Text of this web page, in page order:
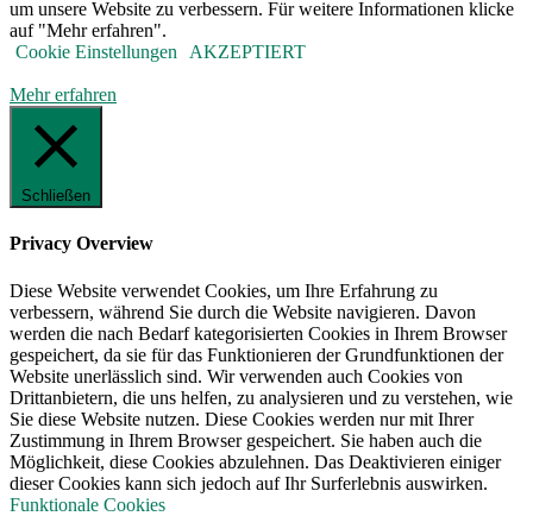
um unsere Website zu verbessern. Für weitere Informationen klicke
auf "Mehr erfahren".
Cookie Einstellungen
AKZEPTIERT
Mehr erfahren
Schließen
Privacy Overview
Diese Website verwendet Cookies, um Ihre Erfahrung zu
verbessern, während Sie durch die Website navigieren. Davon
werden die nach Bedarf kategorisierten Cookies in Ihrem Browser
gespeichert, da sie für das Funktionieren der Grundfunktionen der
Website unerlässlich sind. Wir verwenden auch Cookies von
Drittanbietern, die uns helfen, zu analysieren und zu verstehen, wie
Sie diese Website nutzen. Diese Cookies werden nur mit Ihrer
Zustimmung in Ihrem Browser gespeichert. Sie haben auch die
Möglichkeit, diese Cookies abzulehnen. Das Deaktivieren einiger
dieser Cookies kann sich jedoch auf Ihr Surferlebnis auswirken.
Funktionale Cookies